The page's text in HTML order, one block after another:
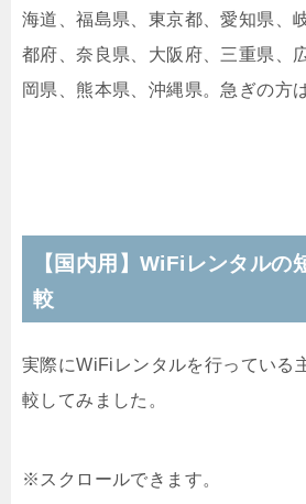
海道、福島県、東京都、愛知県、
都府、奈良県、大阪府、三重県、
岡県、熊本県、沖縄県。急ぎの方
【国内用】WiFiレンタルの
較
実際にWiFiレンタルを行っている
較してみました。